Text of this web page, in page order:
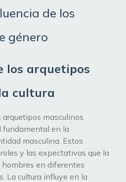
de los
género
los arquetipos
cultura
arquetipos masculinos
fundamental en la
masculina. Estos
y las expectativas que la
en diferentes
La cultura influye en la